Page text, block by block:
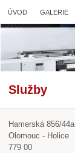
ÚVOD GALERIE
Služby
Hamerská 856/44a
Olomouc - Holice
779 00